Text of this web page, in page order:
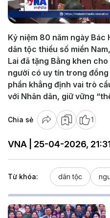
Kỷ niệm 80 năm ngày
dân tộc thiểu số miền
Lai đã tặng Bằng khen
người có uy tín trong
phần khẳng định vai trò
với Nhân dân, giữ vững
Chia sẻ 1
VNA | 25-04-2026,
Từ khóa: dân tộc